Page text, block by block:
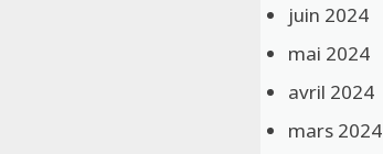
juin 2024
mai 2024
avril 2024
mars 2024